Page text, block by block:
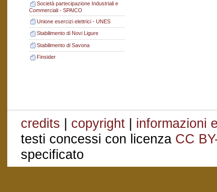
Società partecipazione Industriali e
Commerciali - SPAICO
Unione esercizi elettrici - UNES
Stabilimento di Novi Ligure
Stabilimento di Savona
Finsider
credits | copyright | informazioni
testi concessi con licenza CC
specificato